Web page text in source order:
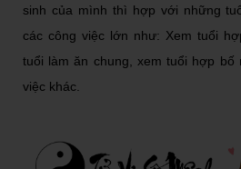
sinh của mình thì hợp với những
các công việc lớn như: Xem tuổi
tuổi làm ăn chung, xem tuổi hợp bố
việc khác.